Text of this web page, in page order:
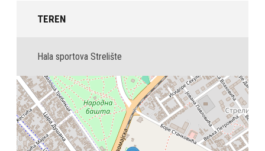
TEREN
Hala sportova Strelište